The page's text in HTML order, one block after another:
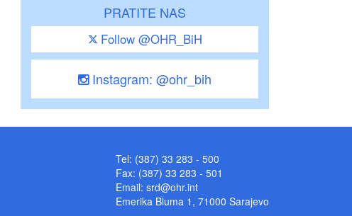
PRATITE NAS
Follow @OHR_BiH
Instagram: @ohr_bih
Tel: (387) 33 283 - 500
Fax: (387) 33 283 - 501
Email: srd@ohr.int
Emerika Bluma 1, 71000 Sarajevo